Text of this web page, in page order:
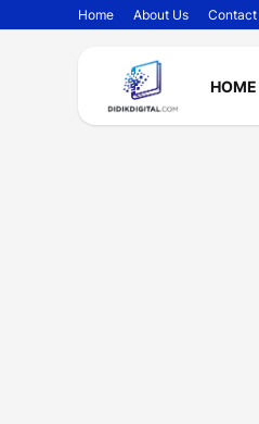
Home About Us Contact
HOME